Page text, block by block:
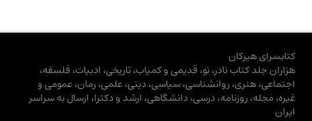
کتابسرای هیرکان
هزاران جلد کتاب نادر، نو، قدیمی و کمیاب، تاریخی، ادبیات، فلسفه،
اجتماعی، هنری، روانشناسی، سیاسی، دینی، علمی، رمان، عمومی و
غیره، مجله، روزنامه، درسی، دانشگاهی، ارشد و دکترا، ارسال به سراسر
ایران